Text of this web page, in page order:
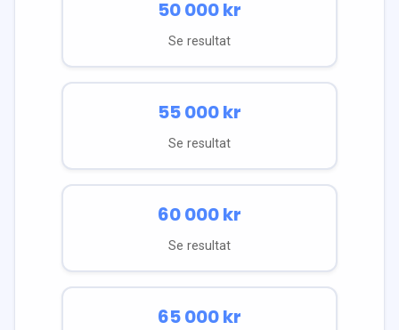
50 000kr
Se resultat
55 000kr
Se resultat
60 000kr
Se resultat
65 000kr